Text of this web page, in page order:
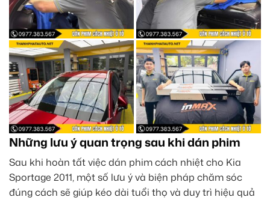
Những lưu ý quan trọng sau khi dán phim
Sau khi hoàn tất việc dán phim cách nhiệt cho Kia
Sportage 2011, một số lưu ý và biện pháp chăm sóc
đúng cách sẽ giúp kéo dài tuổi thọ và duy trì hiệu quả